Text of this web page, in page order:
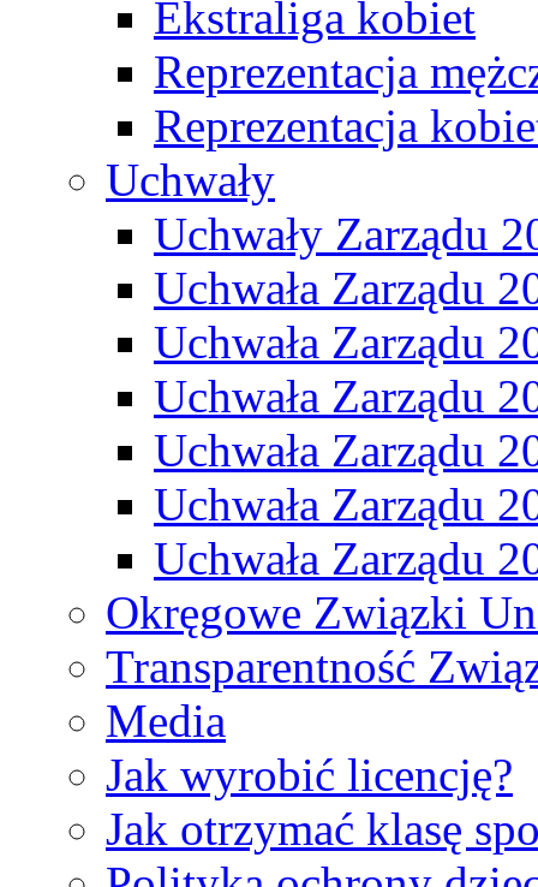
Ekstraliga kobiet
Reprezentacja
Reprezentacja
Uchwały
Uchwały Zarządu
Uchwała Zarządu
Uchwała Zarządu
Uchwała Zarządu
Uchwała Zarządu
Uchwała Zarządu
Uchwała Zarządu
Okręgowe Związki
Transparentność
Media
Jak wyrobić licencję?
Jak otrzymać klasę